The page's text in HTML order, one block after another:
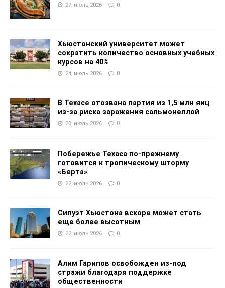
27, июль 2026 0
Хьюстонский университет может
сократить количество основных учебных
курсов на 40%
24, июль 2026 0
В Техасе отозвана партия из 1,5 млн яиц
из-за риска заражения сальмонеллой
23, июль 2026 0
Побережье Техаса по-прежнему
готовится к тропическому шторму
«Берта»
22, июль 2026 0
Силуэт Хьюстона вскоре может стать
еще более высотным
22, июль 2026 0
Алим Гарипов освобожден из-под
стражи благодаря поддержке
общественности